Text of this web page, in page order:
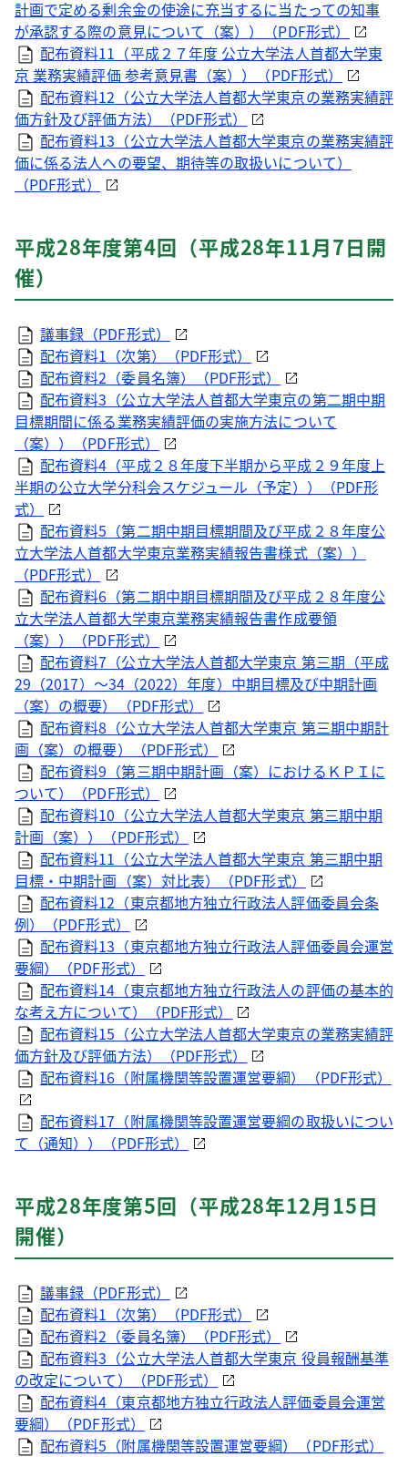
計画で定める剰余金の使途に充当するに当たっての知事
が承認する際の意見について（案））（PDF形式）
配布資料11（平成２７年度 公立大学法人首都大学東
京 業務実績評価 参考意見書（案））（PDF形式）
配布資料12（公立大学法人首都大学東京の業務実績評
価方針及び評価方法）（PDF形式）
配布資料13（公立大学法人首都大学東京の業務実績評
価に係る法人への要望、期待等の取扱いについて）
（PDF形式）
平成28年度第4回（平成28年11月7日開
催）
議事録（PDF形式）
配布資料1（次第）（PDF形式）
配布資料2（委員名簿）（PDF形式）
配布資料3（公立大学法人首都大学東京の第二期中期
目標期間に係る業務実績評価の実施方法について
（案））（PDF形式）
配布資料4（平成２８年度下半期から平成２９年度上
半期の公立大学分科会スケジュール（予定））（PDF形
式）
配布資料5（第二期中期目標期間及び平成２８年度公
立大学法人首都大学東京業務実績報告書様式（案））
（PDF形式）
配布資料6（第二期中期目標期間及び平成２８年度公
立大学法人首都大学東京業務実績報告書作成要領
（案））（PDF形式）
配布資料7（公立大学法人首都大学東京 第三期（平成
29（2017）～34（2022）年度）中期目標及び中期計画
（案）の概要）（PDF形式）
配布資料8（公立大学法人首都大学東京 第三期中期計
画（案）の概要）（PDF形式）
配布資料9（第三期中期計画（案）におけるＫＰＩに
ついて）（PDF形式）
配布資料10（公立大学法人首都大学東京 第三期中期
計画（案））（PDF形式）
配布資料11（公立大学法人首都大学東京 第三期中期
目標・中期計画（案）対比表）（PDF形式）
配布資料12（東京都地方独立行政法人評価委員会条
例）（PDF形式）
配布資料13（東京都地方独立行政法人評価委員会運営
要綱）（PDF形式）
配布資料14（東京都地方独立行政法人の評価の基本的
な考え方について）（PDF形式）
配布資料15（公立大学法人首都大学東京の業務実績評
価方針及び評価方法）（PDF形式）
配布資料16（附属機関等設置運営要綱）（PDF形式）
配布資料17（附属機関等設置運営要綱の取扱いについ
て（通知））（PDF形式）
平成28年度第5回（平成28年12月15日
開催）
議事録（PDF形式）
配布資料1（次第）（PDF形式）
配布資料2（委員名簿）（PDF形式）
配布資料3（公立大学法人首都大学東京 役員報酬基準
の改定について）（PDF形式）
配布資料4（東京都地方独立行政法人評価委員会運営
要綱）（PDF形式）
配布資料5（附属機関等設置運営要綱）（PDF形式）